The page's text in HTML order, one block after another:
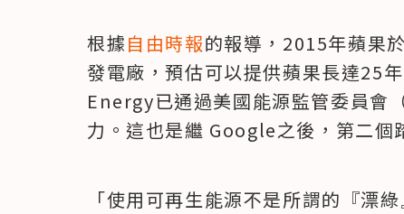
根據自由時報的報導，2015年蘋果
發電廠，預估可以提供蘋果長達25
Energy已通過美國能源監管委員會
力。這也是繼 Google之後，第二個
「使用可再生能源不是所謂的『漂